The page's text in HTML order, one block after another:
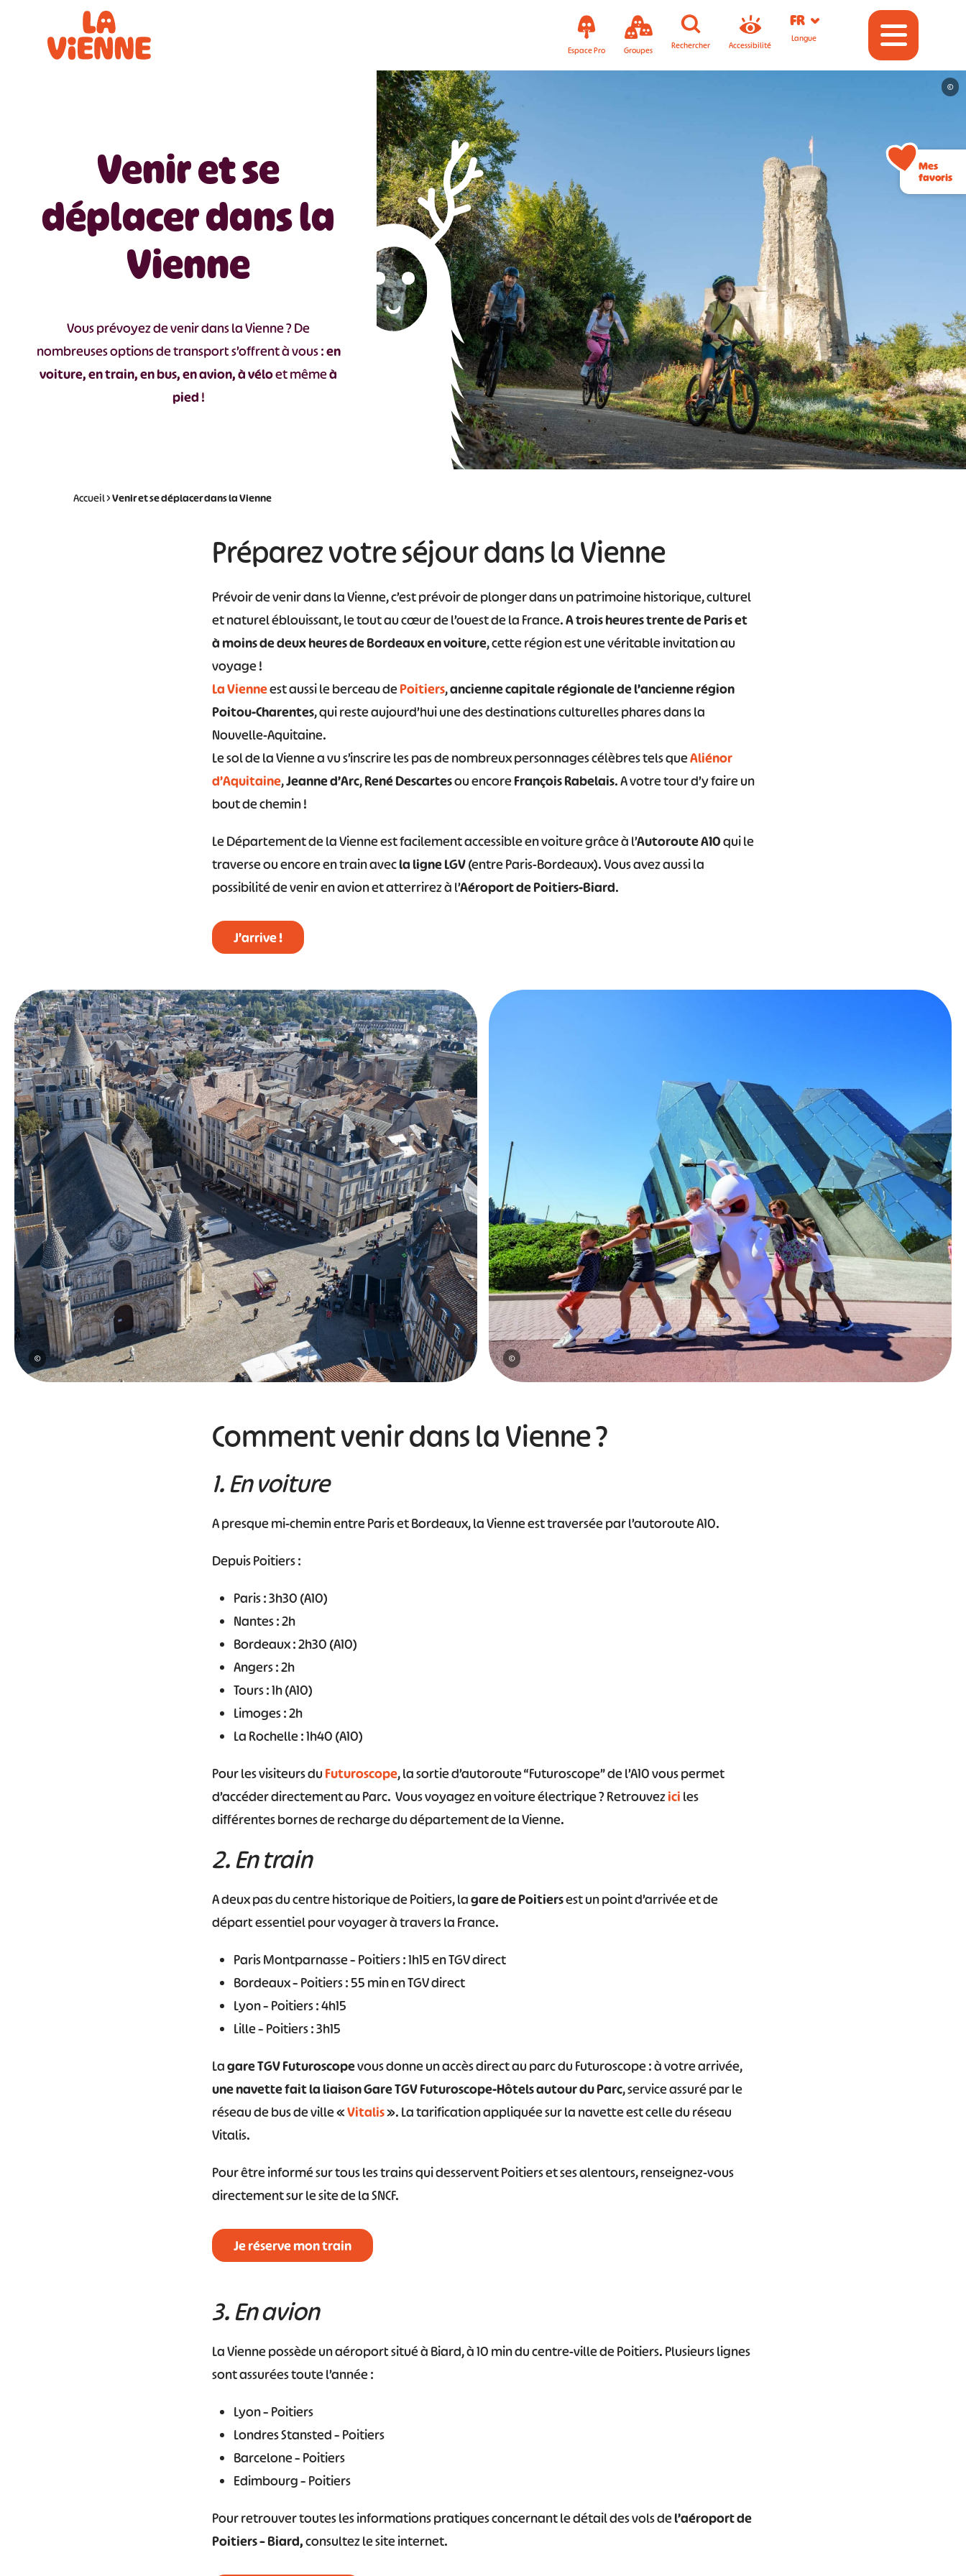
Espace Pro Groupes Rechercher Accessibilité
FR
Langue
Venir et se
déplacer dans la
Vienne
Vous prévoyez de venir dans la Vienne ? De
nombreuses options de transport s’offrent à vous :en
voiture, en train, en bus, en avion, à véloet mêmeà
pied !
©
Accueil>Venir et se déplacer dans la Vienne
Préparez votre séjour dans la Vienne
Prévoir de venir dans la Vienne, c’est prévoir de plonger dans un patrimoine historique, culturel
et naturel éblouissant, le tout au cœur de l’ouest de la France.A trois heures trente de Paris et
à moins de deux heures de Bordeaux en voiture, cette région est une véritable invitation au
voyage !
La Vienneest aussi le berceau dePoitiers,ancienne capitale régionale de l’ancienne région
Poitou-Charentes, qui reste aujourd’hui une des destinations culturelles phares dans la
Nouvelle-Aquitaine.
Le sol de la Vienne a vu s’inscrire les pas de nombreux personnages célèbres tels queAliénor
d’Aquitaine,Jeanne d’Arc,René Descartesou encoreFrançois Rabelais. A votre tour d’y faire un
bout de chemin !
Le Département de la Vienne est facilement accessible en voiture grâce à l’Autoroute A10qui le
traverse ou encore en train avecla ligne LGV(entre Paris-Bordeaux). Vous avez aussi la
possibilité de venir en avion et atterrirez à l’Aéroport de Poitiers-Biard.
J’arrive !
© ©
Comment venir dans la Vienne ?
1. En voiture
A presque mi-chemin entre Paris et Bordeaux, la Vienne est traversée par l’autoroute A10.
Depuis Poitiers :
Paris : 3h30 (A10)
Nantes : 2h
Bordeaux : 2h30 (A10)
Angers : 2h
Tours : 1h (A10)
Limoges : 2h
La Rochelle : 1h40 (A10)
Pour les visiteurs du Futuroscope, la sortie d’autoroute “Futuroscope” de l’A10 vous permet
d’accéder directement au Parc. Vous voyagez en voiture électrique ? Retrouvezici les
différentes bornes de recharge du département de la Vienne.
2. En train
A deux pas du centre historique de Poitiers, lagare de Poitiersest un point d’arrivée et de
départ essentiel pour voyager à travers la France.
Paris Montparnasse – Poitiers : 1h15 en TGV direct
Bordeaux – Poitiers : 55 min en TGV direct
Lyon – Poitiers : 4h15
Lille – Poitiers : 3h15
Lagare TGV Futuroscopevous donne un accès direct au parc du Futuroscope : à votre arrivée,
une navette fait la liaison Gare TGV Futuroscope-Hôtels autour du Parc, service assuré par le
réseau de bus de ville «Vitalis». La tarification appliquée sur la navette est celle du réseau
Vitalis.
Pour être informé sur tous les trains qui desservent Poitiers et ses alentours, renseignez-vous
directement sur le site de la SNCF.
Je réserve mon train
3. En avion
La Vienne possède un aéroport situé à Biard, à 10 min du centre-ville de Poitiers. Plusieurs lignes
sont assurées toute l’année :
Lyon – Poitiers
Londres Stansted – Poitiers
Barcelone – Poitiers
Edimbourg – Poitiers
Pour retrouver toutes les informations pratiques concernant le détail des vols del’aéroport de
Poitiers – Biard,consultez le site internet.
Mes
favoris
Panneau de gestion des cookies